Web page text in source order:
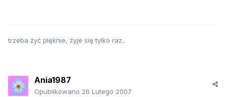
trzeba żyć pięknie, żyje się tylko raz..
Ania1987
Opublikowano 26 Lutego 2007